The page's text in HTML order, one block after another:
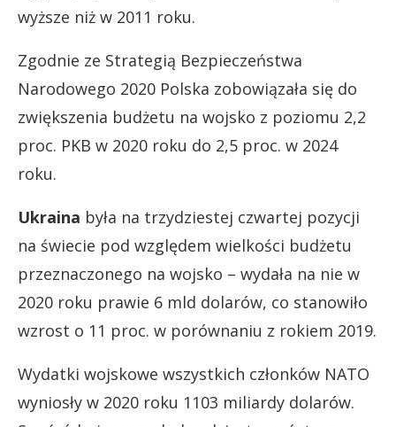
wyższe niż w 2011 roku.
Zgodnie ze Strategią Bezpieczeństwa
Narodowego 2020 Polska zobowiązała się do
zwiększenia budżetu na wojsko z poziomu 2,2
proc. PKB w 2020 roku do 2,5 proc. w 2024
roku.
Ukraina była na trzydziestej czwartej pozycji
na świecie pod względem wielkości budżetu
przeznaczonego na wojsko – wydała na nie w
2020 roku prawie 6 mld dolarów, co stanowiło
wzrost o 11 proc. w porównaniu z rokiem 2019.
Wydatki wojskowe wszystkich członków NATO
wyniosły w 2020 roku 1103 miliardy dolarów.